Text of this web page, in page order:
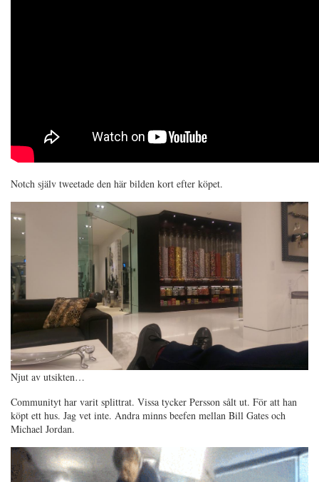
Notch själv tweetade den här bilden kort efter köpet.
Njut av utsikten…
Communityt har varit splittrat. Vissa tycker Persson sålt ut. För att han
köpt ett hus. Jag vet inte. Andra minns beefen mellan Bill Gates och
Michael Jordan.